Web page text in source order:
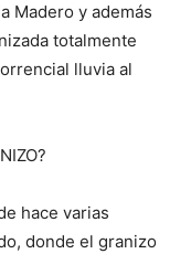
Madero y además
totalmente
lluvia al
hace varias
donde el granizo